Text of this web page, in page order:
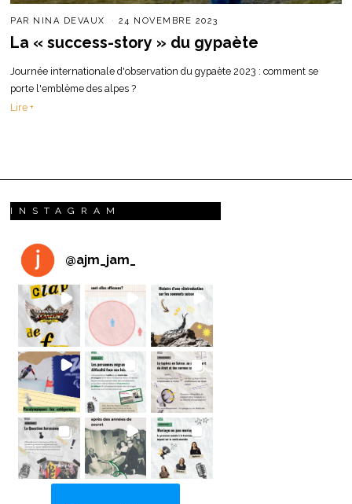
PAR NINA DEVAUX 24 NOVEMBRE 2023
La « success-story » du gypaète
Journée internationale d'observation du gypaète 2023 : comment se
porte l'emblème des alpes ?
Lire +
INSTAGRAM
@ajm_jam_